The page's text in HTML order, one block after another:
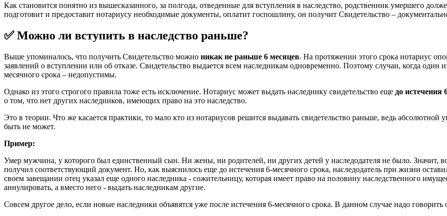
Как становится понятно из вышесказанного, за полгода, отведенные для вступления в наследство, родственник умершего
подготовит и предоставит нотариусу необходимые документы, оплатит госпошлину, он получит Свидетельство –
✅ Можно ли вступить в наследство раньше?
Выше упоминалось, что получить Свидетельство можно никак не раньше 6 месяцев. На протяжении этого срока нотариус
заявлений о вступлении или об отказе. Свидетельство выдается всем наследникам одновременно. Поэтому случаи, когда один
месячного срока – недопустимы.
Однако из этого строгого правила тоже есть исключение. Нотариус может выдать наследнику свидетельство еще до истечения
о том, что нет других наследников, имеющих право на это наследство.
Это в теории. Что же касается практики, то мало кто из нотариусов решится выдавать свидетельство раньше, ведь абсолютной
быть не может.
Пример:
Умер мужчина, у которого был единственный сын. Ни жены, ни родителей, ни других детей у наследодателя не было. Значит,
получил соответствующий документ. Но, как выяснилось еще до истечения 6-месячного срока, наследодатель при жизни
своем завещании отец указал еще одного наследника - сожительницу, которая имеет право на половину наследственного
аннулировать, а вместо него - выдать наследникам другие.
Совсем другое дело, если новые наследники объявятся уже после истечения 6-месячного срока. В данном случае надо